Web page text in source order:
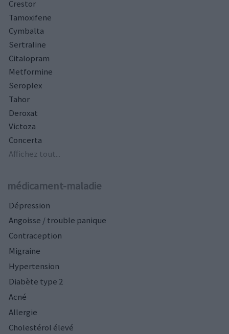
Crestor
Tamoxifene
Cymbalta
Sertraline
Citalopram
Metformine
Seroplex
Tahor
Deroxat
Victoza
Concerta
Affichez tout...
médicament-maladie
Dépression
Angoisse / trouble panique
Contraception
Migraine
Hypertension
Diabète type 2
Acné
Allergie
Cholestérol élevé